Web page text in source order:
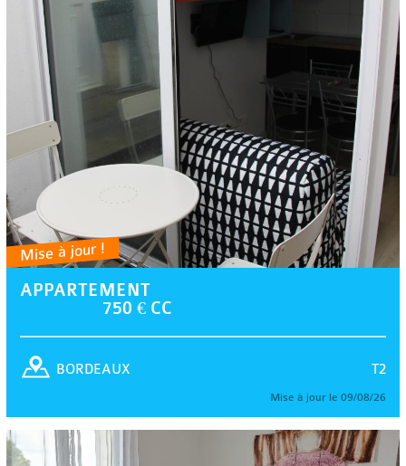
Mise à jour !
APPARTEMENT
750 € CC
T2
BORDEAUX
Mise à jour le 09/08/26